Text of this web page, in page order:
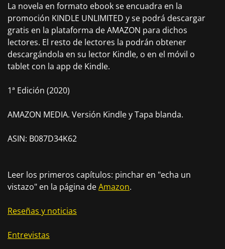
La novela en formato ebook se encuadra en la
promoción KINDLE UNLIMITED y se podrá descargar
gratis en la plataforma de AMAZON para dichos
lectores. El resto de lectores la podrán obtener
descargándola en su lector Kindle, o en el móvil o
tablet con la app de Kindle.
1ª Edición (2020)
AMAZON MEDIA. Versión Kindle y Tapa blanda.
ASIN: B087D34K62
Leer los primeros capítulos: pinchar en "echa un
vistazo" en la página deAmazon.
Reseñas y noticias
Entrevistas